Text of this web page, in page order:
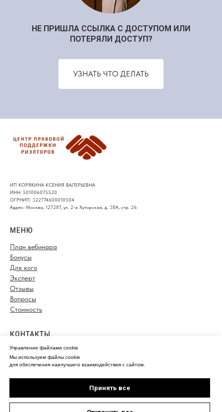
НЕ ПРИШЛА ССЫЛКА С ДОСТУПОМ ИЛИ
ПОТЕРЯЛИ ДОСТУП?
УЗНАТЬ ЧТО ДЕЛАТЬ
ИП КОРЯКИНА КСЕНИЯ ВАЛЕРЬЕВНА
ИНН: 501006075520
ОГРНИП: 322774600010504
Адрес: Москва, 127287, ул. 2-я Хуторская, д. 38А, стр. 26
МЕНЮ
План вебинара
Бонусы
Для кого
Эксперт
Отзывы
Вопросы
Стоимость
КОНТАКТЫ
+79857955673
info@onlineurist24.ru
Управление файлами cookie
Мы используем файлы cookie
для обеспечения наилучшего взаимодействия с сайтом.
Принять все